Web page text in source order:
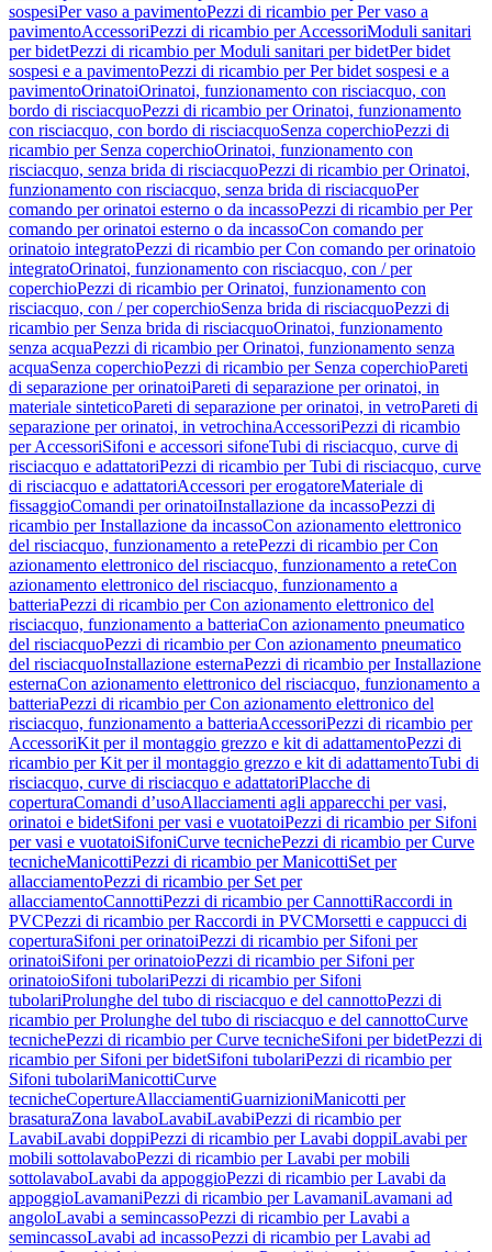
sospesiPer vaso a pavimentoPezzi di ricambio per Per vaso a
pavimentoAccessoriPezzi di ricambio per AccessoriModuli sanitari
per bidetPezzi di ricambio per Moduli sanitari per bidetPer bidet
sospesi e a pavimentoPezzi di ricambio per Per bidet sospesi e a
pavimentoOrinatoiOrinatoi, funzionamento con risciacquo, con
bordo di risciacquoPezzi di ricambio per Orinatoi, funzionamento
con risciacquo, con bordo di risciacquoSenza coperchioPezzi di
ricambio per Senza coperchioOrinatoi, funzionamento con
risciacquo, senza brida di risciacquoPezzi di ricambio per Orinatoi,
funzionamento con risciacquo, senza brida di risciacquoPer
comando per orinatoi esterno o da incassoPezzi di ricambio per Per
comando per orinatoi esterno o da incassoCon comando per
orinatoio integratoPezzi di ricambio per Con comando per orinatoio
integratoOrinatoi, funzionamento con risciacquo, con / per
coperchioPezzi di ricambio per Orinatoi, funzionamento con
risciacquo, con / per coperchioSenza brida di risciacquoPezzi di
ricambio per Senza brida di risciacquoOrinatoi, funzionamento
senza acquaPezzi di ricambio per Orinatoi, funzionamento senza
acquaSenza coperchioPezzi di ricambio per Senza coperchioPareti
di separazione per orinatoiPareti di separazione per orinatoi, in
materiale sinteticoPareti di separazione per orinatoi, in vetroPareti di
separazione per orinatoi, in vetrochinaAccessoriPezzi di ricambio
per AccessoriSifoni e accessori sifoneTubi di risciacquo, curve di
risciacquo e adattatoriPezzi di ricambio per Tubi di risciacquo, curve
di risciacquo e adattatoriAccessori per erogatoreMateriale di
fissaggioComandi per orinatoiInstallazione da incassoPezzi di
ricambio per Installazione da incassoCon azionamento elettronico
del risciacquo, funzionamento a retePezzi di ricambio per Con
azionamento elettronico del risciacquo, funzionamento a reteCon
azionamento elettronico del risciacquo, funzionamento a
batteriaPezzi di ricambio per Con azionamento elettronico del
risciacquo, funzionamento a batteriaCon azionamento pneumatico
del risciacquoPezzi di ricambio per Con azionamento pneumatico
del risciacquoInstallazione esternaPezzi di ricambio per Installazione
esternaCon azionamento elettronico del risciacquo, funzionamento a
batteriaPezzi di ricambio per Con azionamento elettronico del
risciacquo, funzionamento a batteriaAccessoriPezzi di ricambio per
AccessoriKit per il montaggio grezzo e kit di adattamentoPezzi di
ricambio per Kit per il montaggio grezzo e kit di adattamentoTubi di
risciacquo, curve di risciacquo e adattatoriPlacche di
coperturaComandi d’usoAllacciamenti agli apparecchi per vasi,
orinatoi e bidetSifoni per vasi e vuotatoiPezzi di ricambio per Sifoni
per vasi e vuotatoiSifoniCurve tecnichePezzi di ricambio per Curve
tecnicheManicottiPezzi di ricambio per ManicottiSet per
allacciamentoPezzi di ricambio per Set per
allacciamentoCannottiPezzi di ricambio per CannottiRaccordi in
PVCPezzi di ricambio per Raccordi in PVCMorsetti e cappucci di
coperturaSifoni per orinatoiPezzi di ricambio per Sifoni per
orinatoiSifoni per orinatoioPezzi di ricambio per Sifoni per
orinatoioSifoni tubolariPezzi di ricambio per Sifoni
tubolariProlunghe del tubo di risciacquo e del cannottoPezzi di
ricambio per Prolunghe del tubo di risciacquo e del cannottoCurve
tecnichePezzi di ricambio per Curve tecnicheSifoni per bidetPezzi di
ricambio per Sifoni per bidetSifoni tubolariPezzi di ricambio per
Sifoni tubolariManicottiCurve
tecnicheCopertureAllacciamentiGuarnizioniManicotti per
brasaturaZona lavaboLavabiLavabiPezzi di ricambio per
LavabiLavabi doppiPezzi di ricambio per Lavabi doppiLavabi per
mobili sottolavaboPezzi di ricambio per Lavabi per mobili
sottolavaboLavabi da appoggioPezzi di ricambio per Lavabi da
appoggioLavamaniPezzi di ricambio per LavamaniLavamani ad
angoloLavabi a semincassoPezzi di ricambio per Lavabi a
semincassoLavabi ad incassoPezzi di ricambio per Lavabi ad